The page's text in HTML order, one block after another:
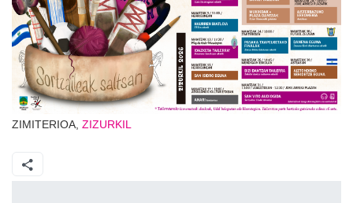
ZIMITERIOA, ZIZURKIL